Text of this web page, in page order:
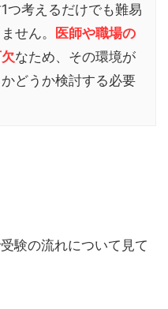
つ考えるだけでも難易
せん。
医師や職場の
なため、その環境が
どうか検討する必要
験の流れについて見て